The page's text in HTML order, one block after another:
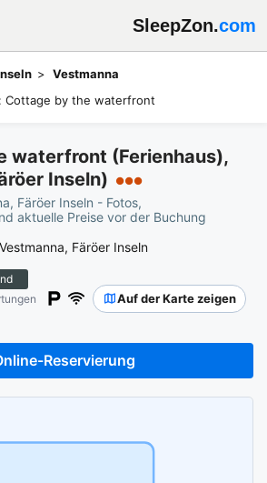
SleepZon.com
Vestmanna
Cottage by the waterfront
waterfront (Ferienhaus),
Inseln)
●●●
Färöer Inseln - Fotos,
aktuelle Preise vor der Buchung
Färöer Inseln
Auf der Karte zeigen
Reservierung